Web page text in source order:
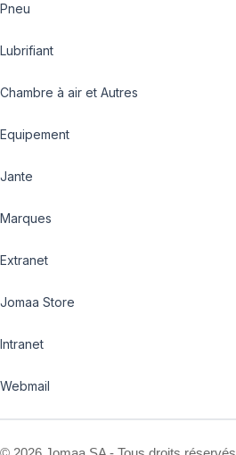
Pneu
Lubrifiant
Chambre à air et Autres
Equipement
Jante
Marques
Extranet
Jomaa Store
Intranet
Webmail